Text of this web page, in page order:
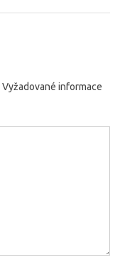
Vyžadované informace